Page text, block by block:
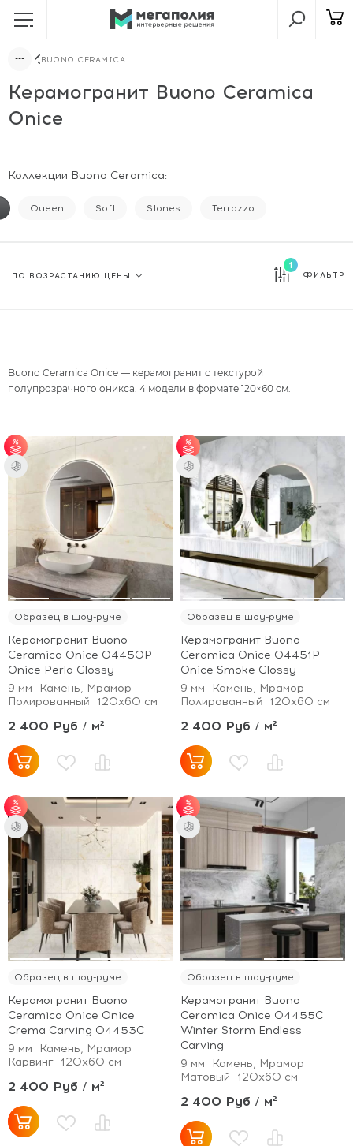
BUONO CERAMICA
Керамогранит Buono Ceramica
Onice
Коллекции Buono Ceramica:
Queen Soft Stones Terrazzo
1
ФИЛЬТР
Buono Ceramica Onice — керамогранит с текстурой
полупрозрачного оникса. 4 модели в формате 120×60 см.
от 35 м² - скидка 5%;
от 70 м² - скидка
Образец в шоу-руме
Керамогранит Buono
Ceramica Onice O4450P
Onice Perla Glossy
9 мм
Камень, Мрамор
Полированный
120x60 см
2 400 Руб / м²
от 35 м² - скидка 5%;
от 70 м² - скидка
10%.
Образец в шоу-руме
Керамогранит Buono
Ceramica Onice O4451P
Onice Smoke Glossy
9 мм
Камень, Мрамор
Полированный
120x60 см
2 400 Руб / м²
от 35 м² - скидка 5%;
от 70 м² - скидка
Образец в шоу-руме
Керамогранит Buono
Ceramica Onice Onice
Crema Carving O4453C
9 мм
Камень, Мрамор
Карвинг 120x60 см
2 400 Руб / м²
от 35 м² - скидка 5%;
от 70 м² - скидка
10%.
Образец в шоу-руме
Керамогранит Buono
Ceramica Onice O4455C
Winter Storm Endless
Carving
9 мм
Камень, Мрамор
Матовый
120x60 см
2 400 Руб / м²